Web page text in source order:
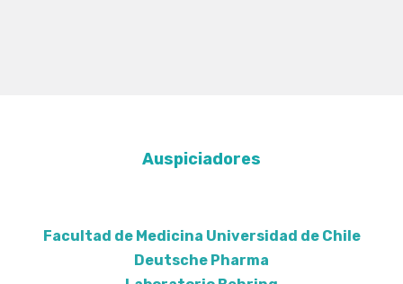
Auspiciadores
Facultad de Medicina Universidad de Chile
Deutsche Pharma